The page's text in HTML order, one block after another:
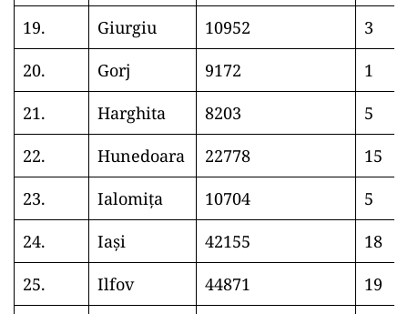
19.
Giurgiu 10952
3
20.
Gorj 9172
1
21.
Harghita 8203
5
22.
Hunedoara 22778
15
23.
Ialomița 10704
5
24.
Iași 42155
18
25.
Ilfov 44871
19